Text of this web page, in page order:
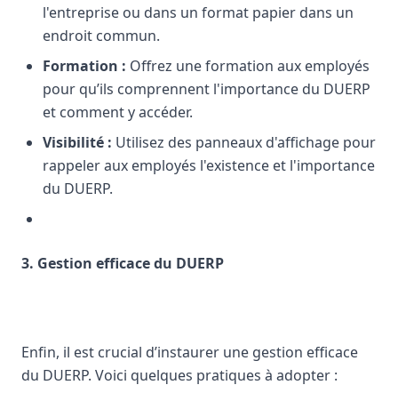
l'entreprise ou dans un format papier dans un
endroit commun.
Formation : Offrez une formation aux employés
pour qu’ils comprennent l'importance du DUERP
et comment y accéder.
Visibilité : Utilisez des panneaux d'affichage pour
rappeler aux employés l'existence et l'importance
du DUERP.
3. Gestion efficace du DUERP
Enfin, il est crucial d’instaurer une gestion efficace
du DUERP. Voici quelques pratiques à adopter :